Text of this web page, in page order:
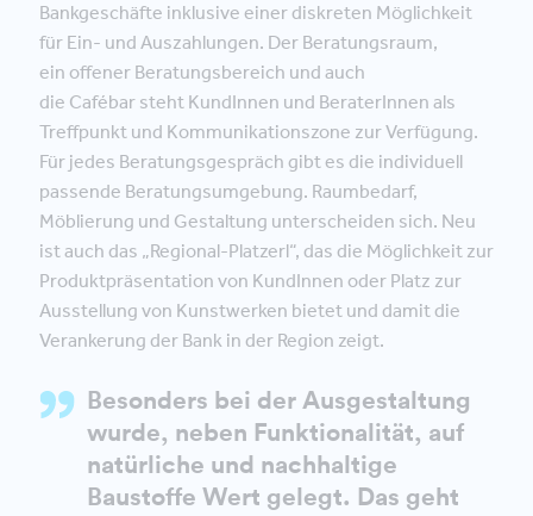
Bankgeschäfte inklusive einer diskreten Möglichkeit
für Ein- und Auszahlungen. Der Beratungsraum,
ein offener Beratungsbereich und auch
die Cafébar steht KundInnen und BeraterInnen als
Treffpunkt und Kommunikationszone zur Verfügung.
Für jedes Beratungsgespräch gibt es die individuell
passende Beratungsumgebung. Raumbedarf,
Möblierung und Gestaltung unterscheiden sich. Neu
ist auch das „Regional-Platzerl“, das die Möglichkeit zur
Produktpräsentation von KundInnen oder Platz zur
Ausstellung von Kunstwerken bietet und damit die
Verankerung der Bank in der Region zeigt.
Besonders bei der Ausgestaltung
wurde, neben Funktionalität, auf
natürliche und nachhaltige
Baustoffe Wert gelegt. Das geht